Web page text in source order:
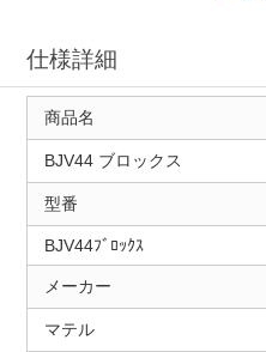
仕様詳細
商品名
BJV44 ブロックス
型番
BJV44ﾌﾞﾛｯｸｽ
メーカー
マテル